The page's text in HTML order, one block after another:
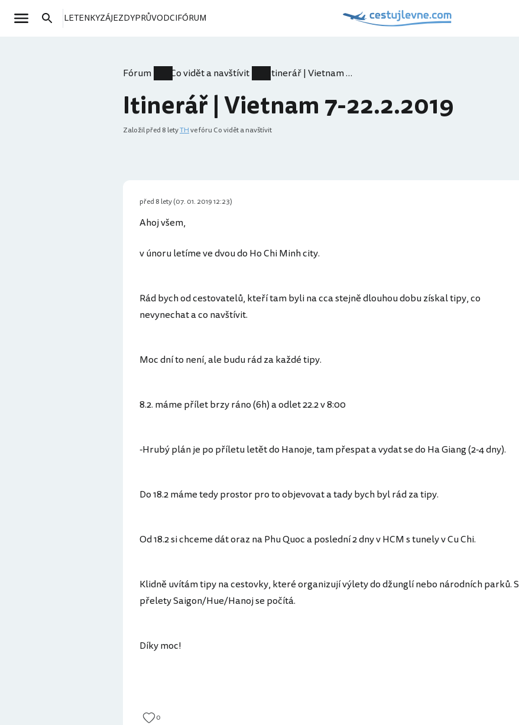
LETENKYZÁJEZDYPRŮVODCIFÓRUM
Fórum Co vidět a navštívit Itinerář | Vietnam 7-22.2.2019
Itinerář | Vietnam 7-22.2.2019
Založilpřed 8 letyTHve fóru Co vidět a navštívit
Ahoj všem,
v únoru letíme ve dvou do Ho Chi Minh city.
Rád bych od cestovatelů, kteří tam byli na cca stejně dlouhou dobu získal tipy, co
nevynechat a co navštívit.
Moc dní to není, ale budu rád za každé tipy.
8.2. máme přílet brzy ráno (6h) a odlet 22.2 v 8:00
-Hrubý plán je po příletu letět do Hanoje, tam přespat a vydat se do Ha Giang (2-4 dny).
Do 18.2 máme tedy prostor pro to objevovat a tady bych byl rád za tipy.
Od 18.2 si chceme dát oraz na Phu Quoc a poslední 2 dny v HCM s tunely v Cu Chi.
Klidně uvítám tipy na cestovky, které organizují výlety do džunglí nebo národních parků. S
přelety Saigon/Hue/Hanoj se počítá.
Díky moc!
0
před 8 lety (07. 01. 2019 12:23)